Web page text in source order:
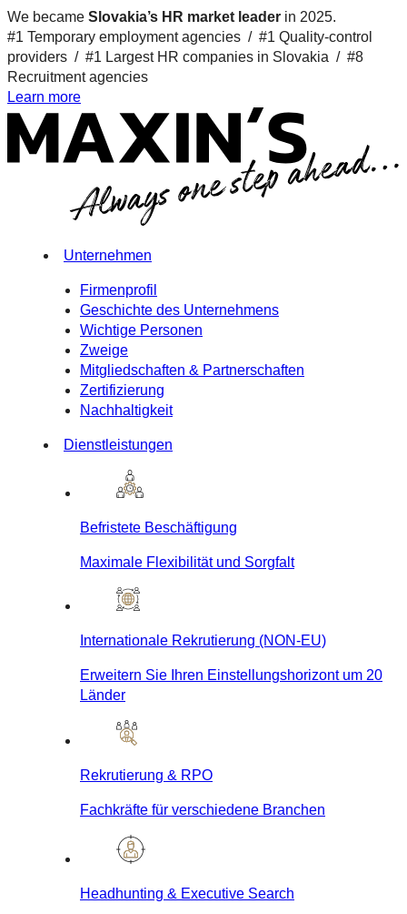
We became Slovakia’s HR market leader in 2025.
#1 Temporary employment agencies / #1 Quality-control
providers / #1 Largest HR companies in Slovakia / #8
Recruitment agencies
Learn more
Unternehmen
Firmenprofil
Geschichte des Unternehmens
Wichtige Personen
Zweige
Mitgliedschaften & Partnerschaften
Zertifizierung
Nachhaltigkeit
Dienstleistungen
Befristete Beschäftigung
Maximale Flexibilität und Sorgfalt
Internationale Rekrutierung (NON-EU)
Erweitern Sie Ihren Einstellungshorizont um 20
Länder
Rekrutierung & RPO
Fachkräfte für verschiedene Branchen
Headhunting & Executive Search